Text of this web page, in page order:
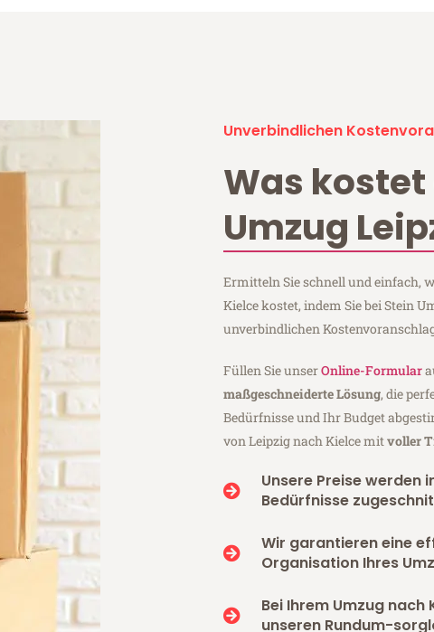
Unverbindlichen
Was kostet
Umzug
Ermitteln Sie schnell und einfach,
Kielce kostet, indem Sie bei Stein
unverbindlichen
Füllen Sie unserOnline-Formular
maßgeschneiderte Lösung, die
Bedürfnisse und Ihr Budget
von Leipzig nach Kielce mitvoller
Unsere Preise werden
Bedürfnisse
Wir garantieren eine
Organisation Ihres
Bei Ihrem Umzug nach
unseren Rundum-